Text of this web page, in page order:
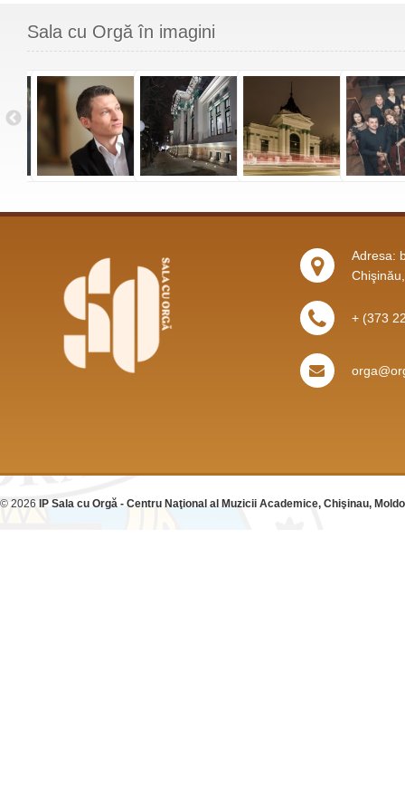
Sala cu Orgă în imagini
Adresa:
+ (373
© 2026 IP Sala cu Orgă - Centru Naţional al Muzicii Academice, Chişinau,